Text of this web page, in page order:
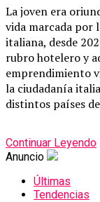
La joven era
vida marcada por
italiana, desde
rubro hotelero y
emprendimiento
la ciudadanía
distintos países
Continuar Leyendo
Anuncio
Últimas
Tendencias